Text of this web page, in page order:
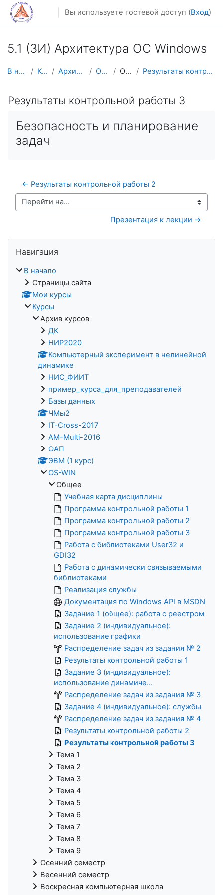
Перейти к основному содержанию
Вы используете гостевой доступ (Вход)
5.1 (ЗИ) Архитектура ОС Windows
В начало Курсы Архив курсов OS-WIN Общее Результаты контрольной работы 3
Результаты контрольной работы 3
Безопасность и планирование
задач
← Результаты контрольной работы 2
Перейти на...
Презентация к лекции →
Навигация
В начало
Страницы сайта
Мои курсы
Курсы
Архив курсов
ДК
НИР2020
Компьютерный эксперимент в нелинейной
динамике
НИС_ФИИТ
пример_курса_для_преподавателей
Базы данных
ЧМы2
IT-Cross-2017
AM-Multi-2016
ОАП
ЭВМ (1 курс)
OS-WIN
Общее
Учебная карта дисциплины
Программа контрольной работы 1
Программа контрольной работы 2
Программа контрольной работы 3
Работа с библиотеками User32 и
GDI32
Работа с динамически связываемыми
библиотеками
Реализация службы
Документация по Windows API в MSDN
Задание 1 (общее): работа с реестром
Задание 2 (индивидуальное):
использование графики
Распределение задач из задания № 2
Результаты контрольной работы 1
Задание 3 (индивидуальное):
использование динамиче...
Распределение задач из задания № 3
Задание 4 (индивидуальное): службы
Распределение задач из задания № 4
Результаты контрольной работы 2
Результаты контрольной работы 3
Тема 1
Тема 2
Тема 3
Тема 4
Тема 5
Тема 6
Тема 7
Тема 8
Тема 9
Осенний семестр
Весенний семестр
Воскресная компьютерная школа